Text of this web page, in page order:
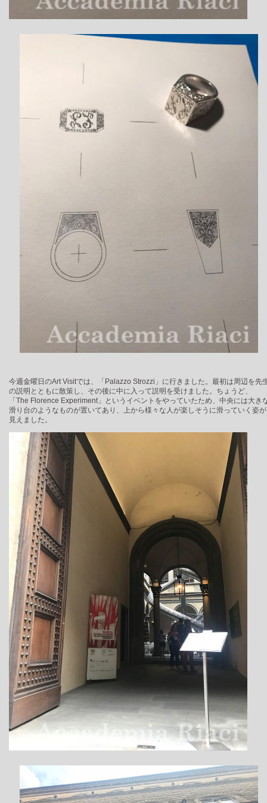
今週金曜日のArt Visitでは、「Palazzo Strozzi」に行きました。最初は周辺を先
の説明とともに散策し、その後に中に入って説明を受けました。ちょうど、
「The Florence Experiment」というイベントをやっていたため、中央には大き
滑り台のようなものが置いてあり、上から様々な人が楽しそうに滑っていく姿が
見えました。